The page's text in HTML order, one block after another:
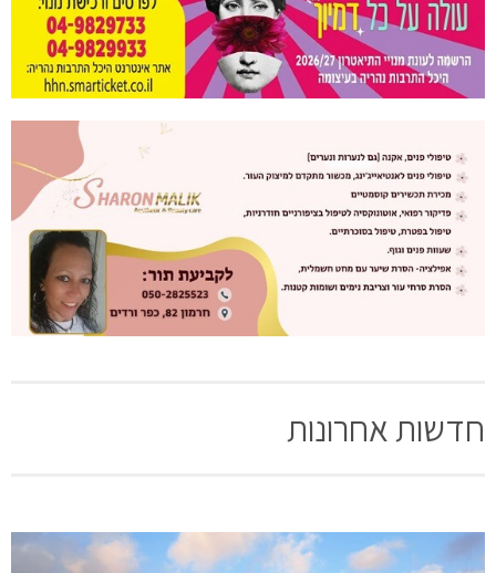
חדשות אחרונות